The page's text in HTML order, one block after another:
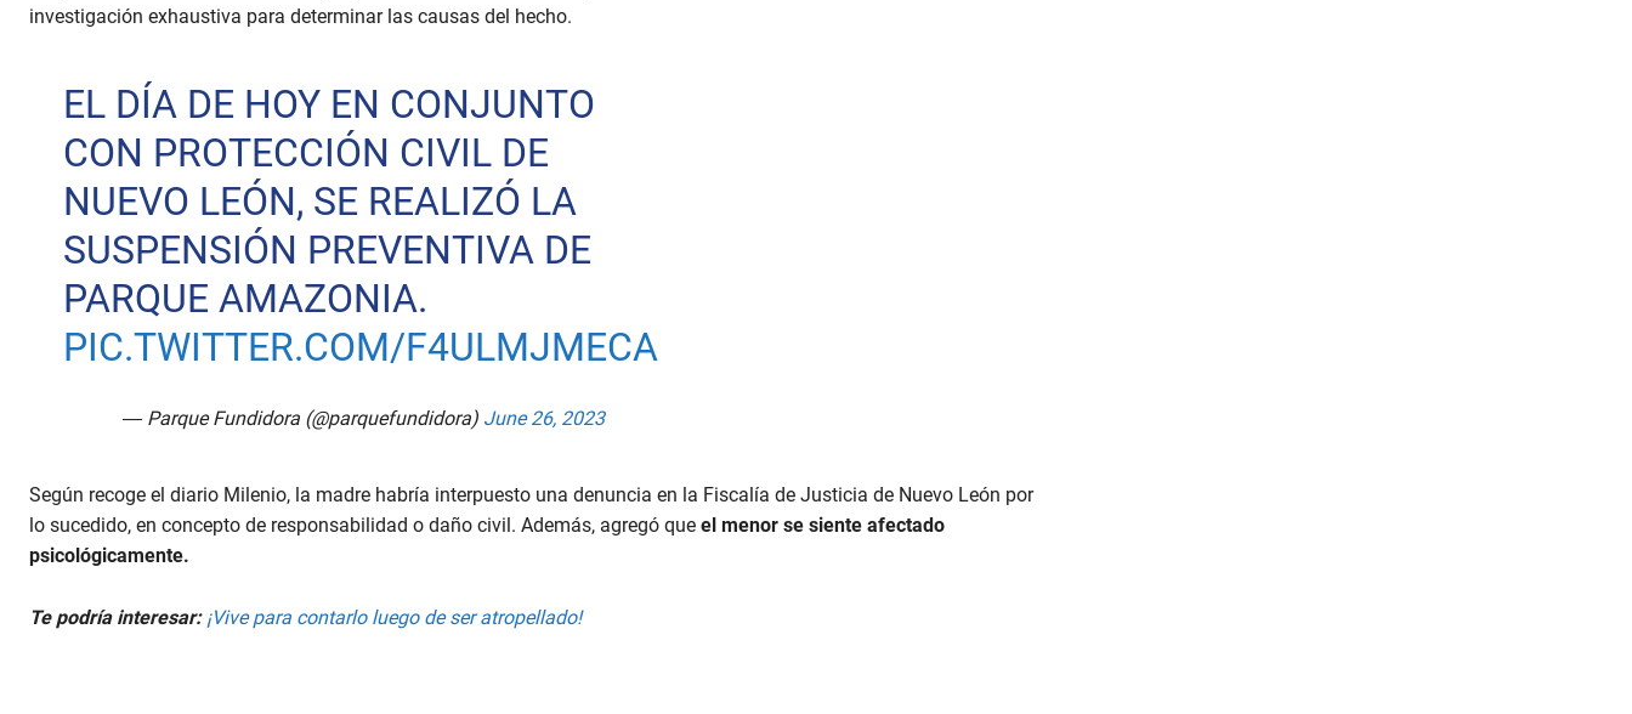
investigación exhaustiva para determinar las causas del hecho.
EL DÍA DE HOY EN CONJUNTO
CON PROTECCIÓN CIVIL DE
NUEVO LEÓN, SE REALIZÓ LA
SUSPENSIÓN PREVENTIVA DE
PARQUE AMAZONIA.
PIC.TWITTER.COM/F4ULMJMECA
— Parque Fundidora (@parquefundidora) June 26, 2023
Según recoge el diario Milenio, la madre habría interpuesto una denuncia en la Fiscalía de Justicia de Nuevo León por
lo sucedido, en concepto de responsabilidad o daño civil. Además, agregó que el menor se siente afectado
psicológicamente.
Te podría interesar: ¡Vive para contarlo luego de ser atropellado!